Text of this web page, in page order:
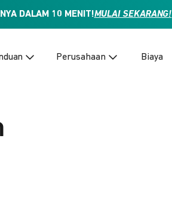
DALAM 10 MENIT!MULAI SEKARANG!
Perusahaan Biaya